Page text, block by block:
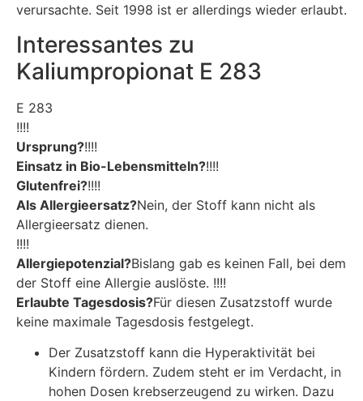
verursachte. Seit 1998 ist er allerdings wieder erlaubt.
Interessantes zu
Kaliumpropionat E 283
E 283
!!!!
Ursprung?!!!!
Einsatz in Bio-Lebensmitteln?!!!!
Glutenfrei?!!!!
Als Allergieersatz?Nein, der Stoff kann nicht als
Allergieersatz dienen.
!!!!
Allergiepotenzial?Bislang gab es keinen Fall, bei dem
der Stoff eine Allergie auslöste. !!!!
Erlaubte Tagesdosis?Für diesen Zusatzstoff wurde
keine maximale Tagesdosis festgelegt.
Der Zusatzstoff kann die Hyperaktivität bei
Kindern fördern. Zudem steht er im Verdacht, in
hohen Dosen krebserzeugend zu wirken. Dazu